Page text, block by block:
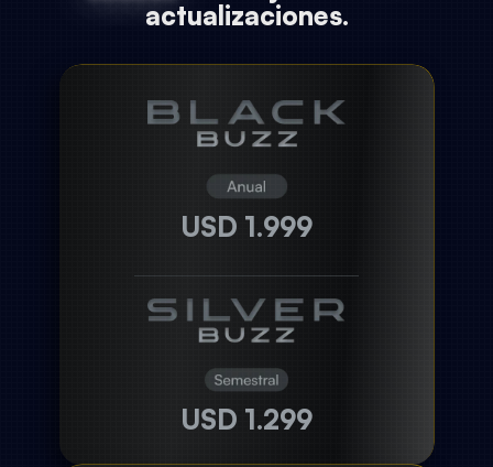
actualizaciones.
USD 1.999
USD 1.299